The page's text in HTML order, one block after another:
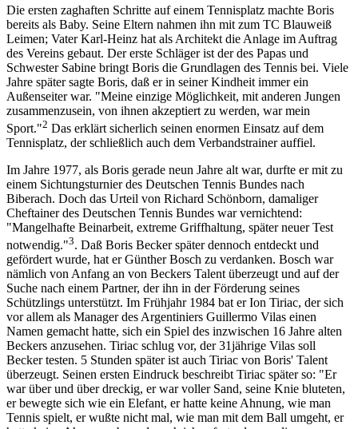
Die ersten zaghaften Schritte auf einem Tennisplatz machte Boris
bereits als Baby. Seine Eltern nahmen ihn mit zum TC Blauweiß
Leimen; Vater Karl-Heinz hat als Architekt die Anlage im Auftrag
des Vereins gebaut. Der erste Schläger ist der des Papas und
Schwester Sabine bringt Boris die Grundlagen des Tennis bei. Viele
Jahre später sagte Boris, daß er in seiner Kindheit immer ein
Außenseiter war. "Meine einzige Möglichkeit, mit anderen Jungen
zusammenzusein, von ihnen akzeptiert zu werden, war mein
Sport."2 Das erklärt sicherlich seinen enormen Einsatz auf dem
Tennisplatz, der schließlich auch dem Verbandstrainer auffiel.
Im Jahre 1977, als Boris gerade neun Jahre alt war, durfte er mit zu
einem Sichtungsturnier des Deutschen Tennis Bundes nach
Biberach. Doch das Urteil von Richard Schönborn, damaliger
Cheftainer des Deutschen Tennis Bundes war vernichtend:
"Mangelhafte Beinarbeit, extreme Griffhaltung, später neuer Test
notwendig."3. Daß Boris Becker später dennoch entdeckt und
gefördert wurde, hat er Günther Bosch zu verdanken. Bosch war
nämlich von Anfang an von Beckers Talent überzeugt und auf der
Suche nach einem Partner, der ihn in der Förderung seines
Schützlings unterstützt. Im Frühjahr 1984 bat er Ion Tiriac, der sich
vor allem als Manager des Argentiniers Guillermo Vilas einen
Namen gemacht hatte, sich ein Spiel des inzwischen 16 Jahre alten
Beckers anzusehen. Tiriac schlug vor, der 31jährige Vilas soll
Becker testen. 5 Stunden später ist auch Tiriac von Boris' Talent
überzeugt. Seinen ersten Eindruck beschreibt Tiriac später so: "Er
war über und über dreckig, er war voller Sand, seine Knie bluteten,
er bewegte sich wie ein Elefant, er hatte keine Ahnung, wie man
Tennis spielt, er wußte nicht mal, wie man mit dem Ball umgeht, er